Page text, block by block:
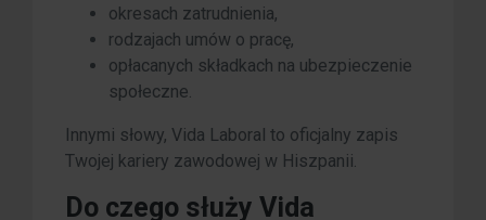
okresach zatrudnienia,
rodzajach umów o pracę,
opłacanych składkach na ubezpieczenie
społeczne.
Innymi słowy, Vida Laboral to oficjalny zapis
Twojej kariery zawodowej w Hiszpanii.
Do czego służy Vida